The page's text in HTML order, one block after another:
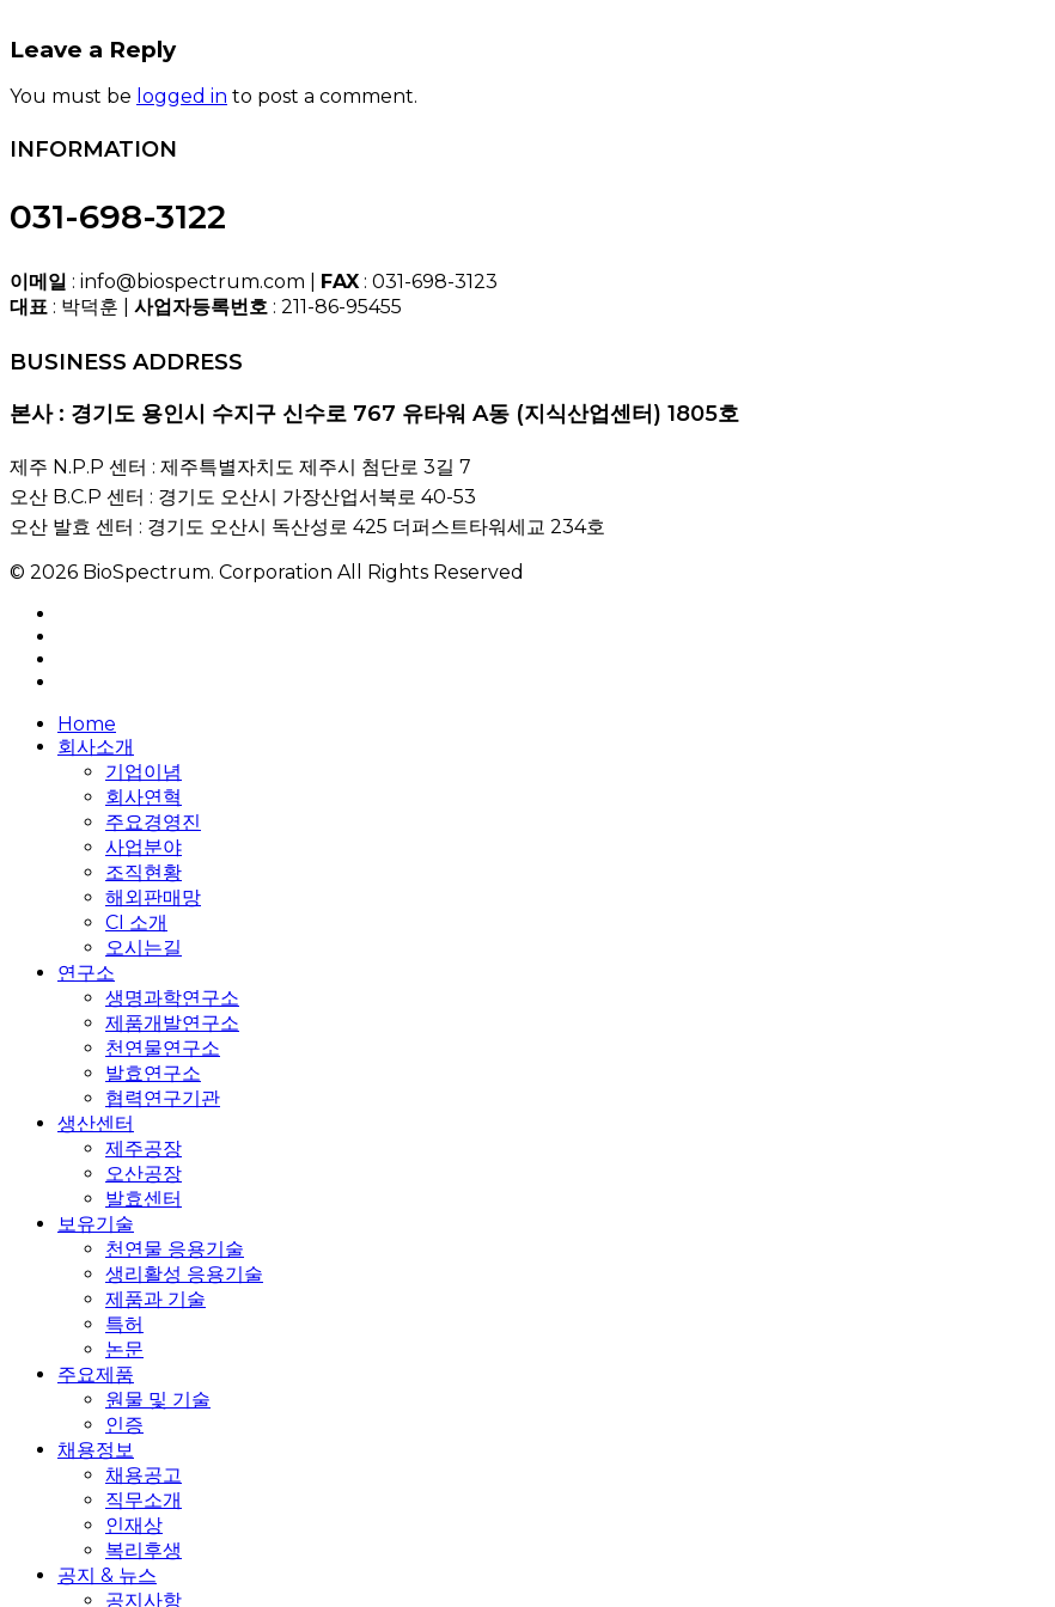
Leave a Reply
You must be logged in to post a comment.
INFORMATION
031-698-3122
이메일 : info@biospectrum.com | FAX : 031-698-3123
대표 : 박덕훈 | 사업자등록번호 : 211-86-95455
BUSINESS ADDRESS
본사 : 경기도 용인시 수지구 신수로 767 유타워 A동 (지식산업센터) 1805호
제주 N.P.P 센터 : 제주특별자치도 제주시 첨단로 3길 7
오산 B.C.P 센터 : 경기도 오산시 가장산업서북로 40-53
오산 발효 센터 : 경기도 오산시 독산성로 425 더퍼스트타워세교 234호
© 2026 BioSpectrum. Corporation All Rights Reserved
Close
Menu
Home
회사소개
기업이념
회사연혁
주요경영진
사업분야
조직현황
해외판매망
CI 소개
오시는길
연구소
생명과학연구소
제품개발연구소
천연물연구소
발효연구소
협력연구기관
생산센터
제주공장
오산공장
발효센터
보유기술
천연물 응용기술
생리활성 응용기술
제품과 기술
특허
논문
주요제품
원물 및 기술
인증
채용정보
채용공고
직무소개
인재상
복리후생
공지 & 뉴스
공지사항